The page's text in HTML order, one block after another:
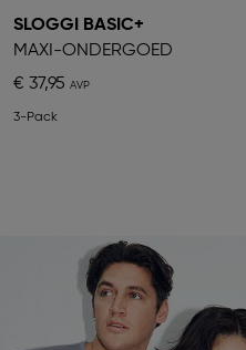
SLOGGI BASIC+
MAXI-ONDERGOED
€ 37,95
3-Pack